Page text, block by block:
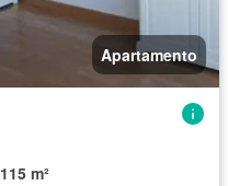
Apartamento
115 m²